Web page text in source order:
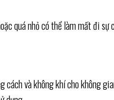
quá nhỏ có thể làm mất đi sự
và không khí cho không